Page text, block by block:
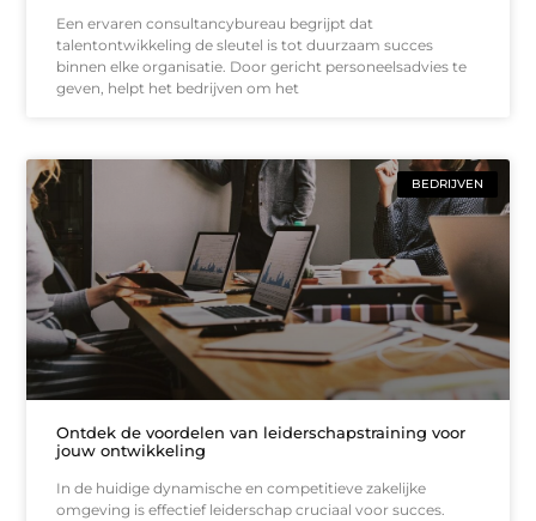
Een ervaren consultancybureau begrijpt dat
talentontwikkeling de sleutel is tot duurzaam succes
binnen elke organisatie. Door gericht personeelsadvies te
geven, helpt het bedrijven om het
BEDRIJVEN
Ontdek de voordelen van leiderschapstraining voor
jouw ontwikkeling
In de huidige dynamische en competitieve zakelijke
omgeving is effectief leiderschap cruciaal voor succes.